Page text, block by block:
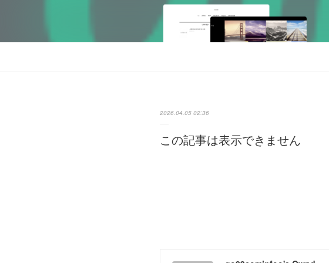
2026.04.05 02:36
この記事は表示できません